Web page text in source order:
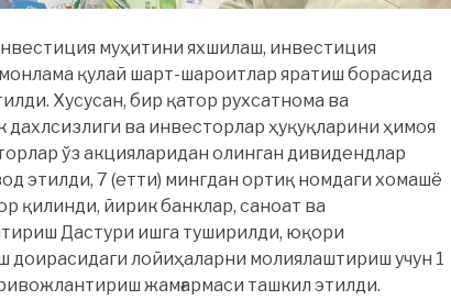
муҳитини яхшилаш, инвестиция
қулай шарт-шароитлар яратиш борасида
Хусусан, бир қатор рухсатнома ва
ва инвесторлар ҳуқуқларини ҳимоя
ўз акцияларидан олинган дивидендлар
этилди, 7 (етти) мингдан ортиқ номдаги хомашё
қилинди, йирик банклар, саноат ва
Дастури ишга туширилди, юқори
доирасидаги лойиҳаларни молиялаштириш учун 1
жамғармаси ташкил этилди.